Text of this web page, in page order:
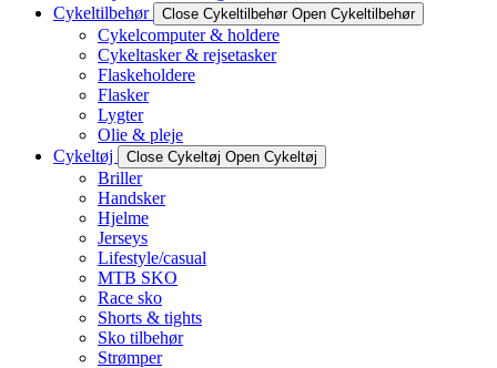
Cykeltilbehør
Close Cykeltilbehør Open Cykeltilbehør
Cykelcomputer & holdere
Cykeltasker & rejsetasker
Flaskeholdere
Flasker
Lygter
Olie & pleje
Cykeltøj
Close Cykeltøj Open Cykeltøj
Briller
Handsker
Hjelme
Jerseys
Lifestyle/casual
MTB SKO
Race sko
Shorts & tights
Sko tilbehør
Strømper